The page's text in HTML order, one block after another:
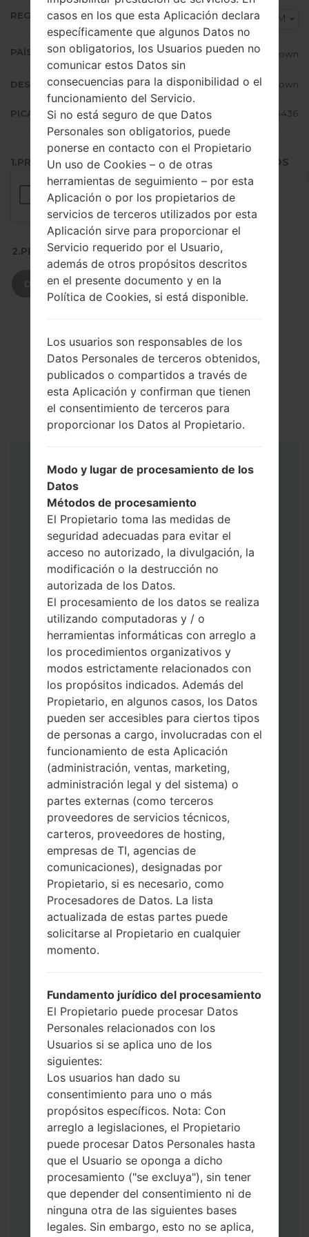
REGIÓN CRM
PAÍS (UN/EL PAÍS) Unknown
DESCRIPCIÓN Unknown
PICADILLO 3b076da9995606f475ae3a93afd55436
1.PRESIONE EL BOTÓN PARA CARGAR LOS ARCHIVOS
2.PRESIONE PARA DESCARGAR
DESCARGAR
Instrucciones
Descargue a su PC: la última versión de
Odin 3.
A continuación, extraiga el archivo de
firmware.
Debe obtener 1 (si es archivo 1, elíjalo aquí)
o 5 (si es archivo 5, selecciónelo aquí):
AP: "Sistema y Recuperación"
CP: "Módem y Radio"
CSC _ ***: "País y región y operador"
HOME_CSC _ ***: "País y regióny
operador"
Agregue todos los archivos a Odin 3.
Si desea hacer clean flash, use CSC _ *** o
use HOME_CSC _ *** para mantener sus
datos y aplicaciones.
Ahora apague su teléfono y entre al Modo
de Descarga. Cómo hacer todos los
Presione y mantenga presionados la
tecla de Encendido, el botón de Subir
volumen y la tecla de Bixby.
Presione y mantenga presionadas las
teclas de Subir y de Bajar volumen y
luego conecte un cable USB.
Presione y mantenga presionados la
tecla de Encendido, el botón de Bajar
volumen y la tecla de Inicio.
Conecte un cable USB, luego
mantenga presionados el botón de Bixby
y la tecla de Bajar volumen.
Presione y mantenga presionados la
tecla de Encendido y el botón de Subir
volumen.
casos en los que esta Aplicación declara
específicamente que algunos Datos no
son obligatorios, los Usuarios pueden no
comunicar estos Datos sin
consecuencias para la disponibilidad o el
funcionamiento del Servicio.
Si no está seguro de que Datos
Personales son obligatorios, puede
ponerse en contacto con el Propietario
Un uso de Cookies – o de otras
herramientas de seguimiento – por esta
Aplicación o por los propietarios de
servicios de terceros utilizados por esta
Aplicación sirve para proporcionar el
Servicio requerido por el Usuario,
además de otros propósitos descritos
en el presente documento y en la
Política de Cookies, si está disponible.
Los usuarios son responsables de los
Datos Personales de terceros obtenidos,
publicados o compartidos a través de
esta Aplicación y confirman que tienen
el consentimiento de terceros para
proporcionar los Datos al Propietario.
Modo y lugar de procesamiento de los
Datos
Métodos de procesamiento
El Propietario toma las medidas de
seguridad adecuadas para evitar el
acceso no autorizado, la divulgación, la
modificación o la destrucción no
autorizada de los Datos.
El procesamiento de los datos se realiza
utilizando computadoras y / o
herramientas informáticas con arreglo a
los procedimientos organizativos y
modos estrictamente relacionados con
los propósitos indicados. Además del
Propietario, en algunos casos, los Datos
pueden ser accesibles para ciertos tipos
de personas a cargo, involucradas con el
funcionamiento de esta Aplicación
(administración, ventas, marketing,
administración legal y del sistema) o
partes externas (como terceros
proveedores de servicios técnicos,
carteros, proveedores de hosting,
empresas de TI, agencias de
comunicaciones), designadas por
Propietario, si es necesario, como
Procesadores de Datos. La lista
actualizada de estas partes puede
solicitarse al Propietario en cualquier
momento.
Fundamento jurídico del procesamiento
El Propietario puede procesar Datos
Personales relacionados con los
Usuarios si se aplica uno de los
siguientes:
Los usuarios han dado su
consentimiento para uno o más
propósitos específicos. Nota: Con
arreglo a legislaciones, el Propietario
puede procesar Datos Personales hasta
que el Usuario se oponga a dicho
procesamiento ("se excluya"), sin tener
que depender del consentimiento ni de
ninguna otra de las siguientes bases
legales. Sin embargo, esto no se aplica,